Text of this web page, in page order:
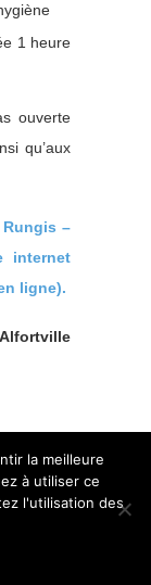
1 heure
ouverte
qu’aux
–
internet
ligne).
la meilleure
à utiliser ce
l'utilisation des